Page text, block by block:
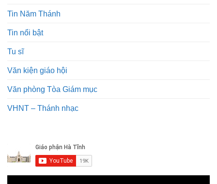
Tin Năm Thánh
Tin nổi bật
Tu sĩ
Văn kiện giáo hội
Văn phòng Tòa Giám mục
VHNT – Thánh nhạc